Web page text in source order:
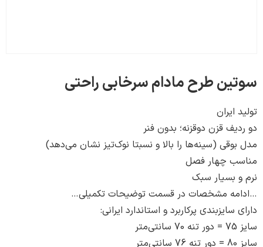
طرح مادام سرخابی راحتی
قزن دوقزنه؛ بدون فنر
(سینه‌ها را بالا و نسبتا نوک‌تیز نشان می‌دهد)
چهار فصل
بسیار سبک
مشخصات در قسمت توضیحات تکمیلی…
پرکاربرد و استاندارد ایرانی: